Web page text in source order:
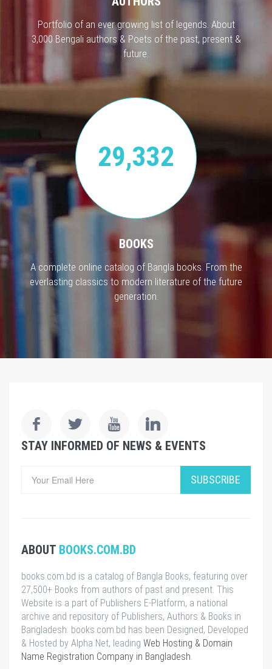
Portfolio of an ever growing list of legends. About
3,000 Bengali authors & Poets of the past, present &
future.
29,332
BOOKS
A complete online catalog of Bangla books. From the
everlasting classics to modern literature of the future
generation.
STAY INFORMED OF NEWS & EVENTS
SUBSCRIBE
ABOUT BOOKS.COM.BD
books.com.bd is a catalog of Bangla Books, featuring over
27,500+ Books from authors of past and present. This
Website is a part of Publishers E-Platform, a national
archive and repository of Publishers, Authors & Books in
Bangladesh. books.com.bd has been Designed, Developed
& Hosted by Alpha Net, leading Web Hosting & Domain
Name Registration Company in Bangladesh